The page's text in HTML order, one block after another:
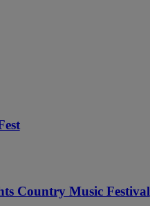
Country Music Festival